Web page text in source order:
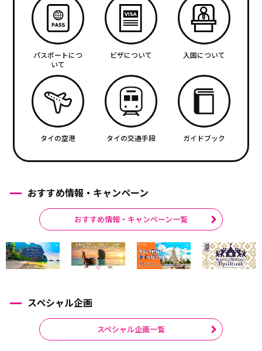
パスポートにつ
いて
ビザについて 入国について
タイの空港 タイの交通手段 ガイドブック
おすすめ情報・キャンペーン
おすすめ情報・キャンペーン一覧
スペシャル企画
スペシャル企画一覧